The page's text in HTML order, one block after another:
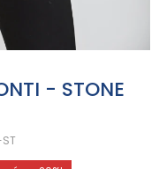
- STONE